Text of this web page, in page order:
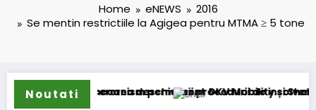
Home eNEWS
2016
Se mentin restrictiile la Agigea pentru MTMA ≥ 5 tone
Noutatipermanent
deschiderii procedurii de insolvență
DKV Mobility și Shell își extind